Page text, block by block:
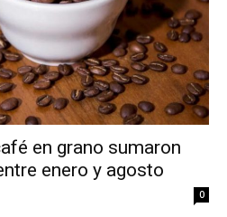
en grano sumaron
enero y agosto
0